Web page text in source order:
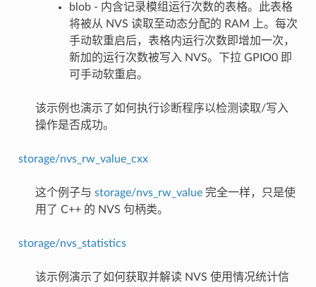
blob - 内含记录模组运行次数的表格。此表格
将被从 NVS 读取至动态分配的 RAM 上。每次
手动软重启后，表格内运行次数即增加一次，
新加的运行次数被写入 NVS。下拉 GPIO0 即
可手动软重启。
该示例也演示了如何执行诊断程序以检测读取/写入
操作是否成功。
storage/nvs_rw_value_cxx
这个例子与 storage/nvs_rw_value完全一样，只是使
用了 C++ 的 NVS 句柄类。
storage/nvs_statistics
该示例演示了如何获取并解读 NVS 使用情况统计信